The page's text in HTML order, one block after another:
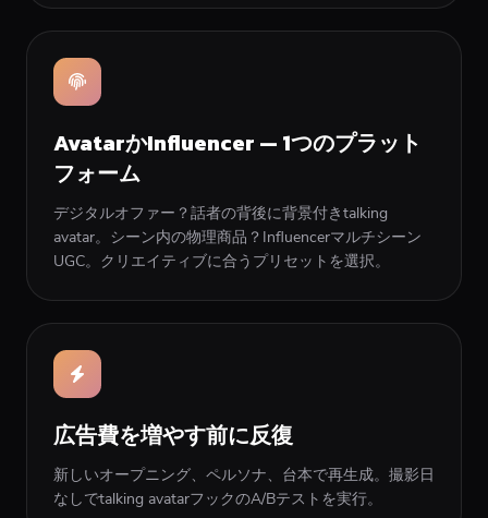
AvatarかInfluencer — 1つのプラット
フォーム
デジタルオファー？話者の背後に背景付きtalking
avatar。シーン内の物理商品？Influencerマルチシーン
UGC。クリエイティブに合うプリセットを選択。
広告費を増やす前に反復
新しいオープニング、ペルソナ、台本で再生成。撮影日
なしでtalking avatarフックのA/Bテストを実行。